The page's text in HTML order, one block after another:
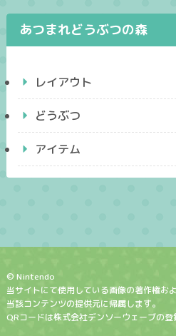
あつまれどうぶつの森
レイアウト
どうぶつ
アイテム
© Nintendo
当サイトにて使用している画像の著作権お
当該コンテンツの提供元に帰属します。
QRコードは株式会社デンソーウェーブの登